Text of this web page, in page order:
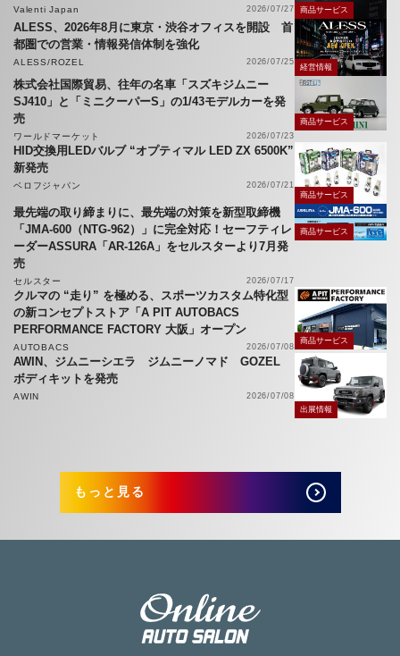
Valenti Japan 2026/07/27 商品サービス
ALESS、2026年8月に東京・渋谷オフィスを開設 首
都圏での営業・情報発信体制を強化
ALESS/ROZEL 2026/07/25
経営情報
株式会社国際貿易、往年の名車「スズキジムニー
SJ410」と「ミニクーパーS」の1/43モデルカーを発
売
ワールドマーケット 2026/07/23
商品サービス
HID交換用LEDバルブ “オプティマル LED ZX 6500K”
新発売
ベロフジャパン
2026/07/21
商品サービス
最先端の取り締まりに、最先端の対策を新型取締機
「JMA-600（NTG-962）」に完全対応！セーフティレ
ーダーASSURA「AR-126A」をセルスターより7月発
売
セルスター 2026/07/17
商品サービス
クルマの “走り” を極める、スポーツカスタム特化型
の新コンセプトストア「A PIT AUTOBACS
PERFORMANCE FACTORY 大阪」オープン
AUTOBACS 2026/07/08
商品サービス
AWIN、ジムニーシエラ ジムニーノマド GOZEL
ボディキットを発売
AWIN
2026/07/08
出展情報
もっと見る